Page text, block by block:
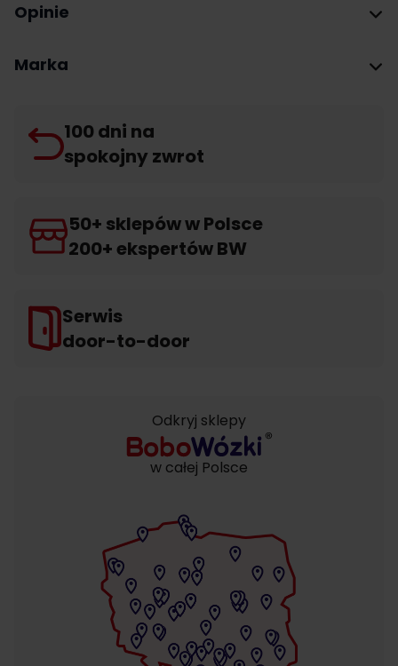
Opinie
Marka
100 dni na
spokojny zwrot
50+ sklepów w Polsce
200+ ekspertów BW
Serwis
door-to-door
Odkryj sklepy
w całej Polsce